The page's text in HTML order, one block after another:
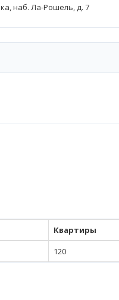
наб. Ла-Рошель, д. 7
Квартиры
120